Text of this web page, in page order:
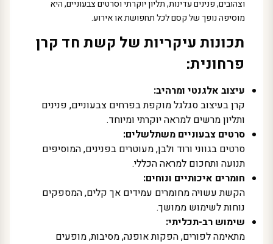
וצהובים, פנינים עדינות, תליון יוקרתי וסרטים צבעוניים, היא
מוסיפה נופך של קסם לכל תחפושת או אירוע.
תכונות עיקריות של קשת חד קרן
פרחונית:
עיצוב אלגנטי ומרהיב:
קרן בעיצוב סגלגל מוקפת בפרחים צבעוניים, פנינים
ותליון מרשים למראה יוקרתי ומיוחד.
סרטים צבעוניים משתלשלים:
סרטים בגווני ורוד ולבן, מעוטרים בפנינים, המוסיפים
תנועה ותחכום למראה הכללי.
חומרים איכותיים ונוחים:
הקשת עשויה מחומרים עמידים אך קלים, המספקים
נוחות לשימוש ממושך.
שימוש רב-תכליתי:
מתאימה לפורים, הפקות אופנה, מסיבות, מופעים